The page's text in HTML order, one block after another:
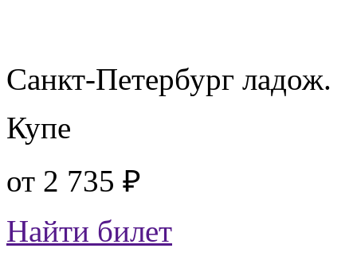
Санкт-Петербург ладож.
Купе
от 2 735 ₽
Найти билет